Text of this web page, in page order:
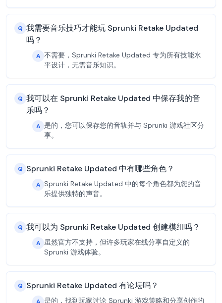
Q 我需要音乐技巧才能玩 Sprunki Retake Updated
吗？
A 不需要，Sprunki Retake Updated 专为所有技能水
平设计，无需音乐知识。
Q 我可以在 Sprunki Retake Updated 中保存我的音
乐吗？
A 是的，您可以保存您的音轨并与 Sprunki 游戏社区分
享。
Q Sprunki Retake Updated 中有哪些角色？
A Sprunki Retake Updated 中的每个角色都为您的音
乐提供独特的声音。
Q 我可以为 Sprunki Retake Updated 创建模组吗？
A 虽然官方不支持，但许多玩家在线分享自定义的
Sprunki 游戏体验。
Q Sprunki Retake Updated 有论坛吗？
是的，找到玩家讨论 Sprunki 游戏策略和分享创作的